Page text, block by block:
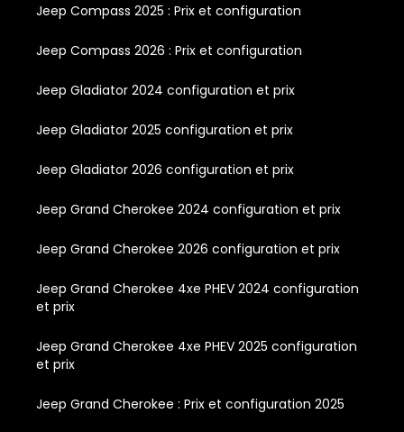
Jeep Compass 2025 : Prix et configuration
Jeep Compass 2026 : Prix et configuration
Jeep Gladiator 2024 configuration et prix
Jeep Gladiator 2025 configuration et prix
Jeep Gladiator 2026 configuration et prix
Jeep Grand Cherokee 2024 configuration et prix
Jeep Grand Cherokee 2026 configuration et prix
Jeep Grand Cherokee 4xe PHEV 2024 configuration
et prix
Jeep Grand Cherokee 4xe PHEV 2025 configuration
et prix
Jeep Grand Cherokee : Prix et configuration 2025